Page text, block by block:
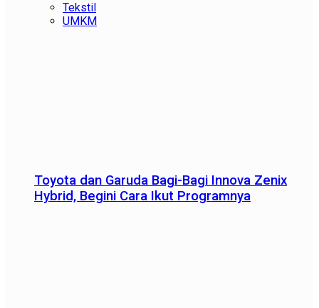
Tekstil
UMKM
Toyota dan Garuda Bagi-Bagi Innova Zenix
Hybrid, Begini Cara Ikut Programnya